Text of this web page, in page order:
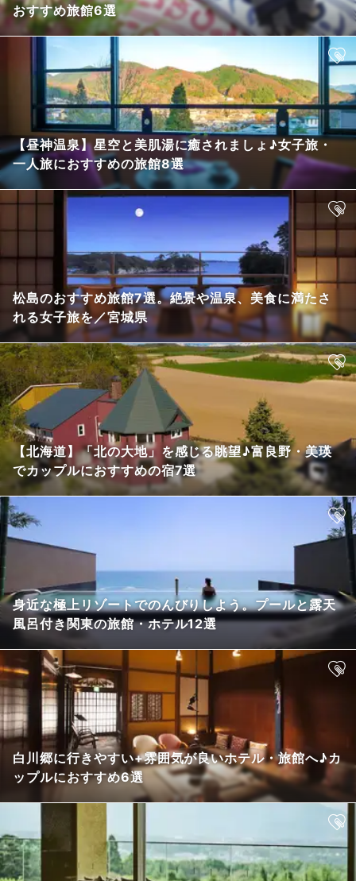
おすすめ旅館6選
【昼神温泉】星空と美肌湯に癒されましょ♪女子旅・
一人旅におすすめの旅館8選
松島のおすすめ旅館7選。絶景や温泉、美食に満たさ
れる女子旅を／宮城県
【北海道】「北の大地」を感じる眺望♪富良野・美瑛
でカップルにおすすめの宿7選
身近な極上リゾートでのんびりしよう。プールと露天
風呂付き関東の旅館・ホテル12選
白川郷に行きやすい+雰囲気が良いホテル・旅館へ♪カ
ップルにおすすめ6選